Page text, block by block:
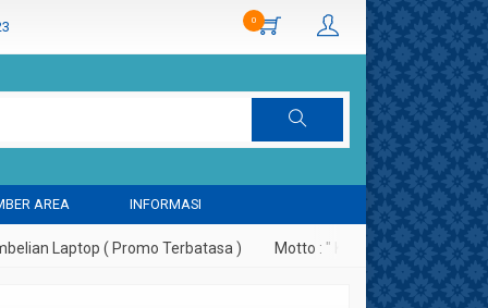
0
AREA INFORMASI
Laptop ( Promo Terbatasa ) Motto : " Kepuasan Pelanggan